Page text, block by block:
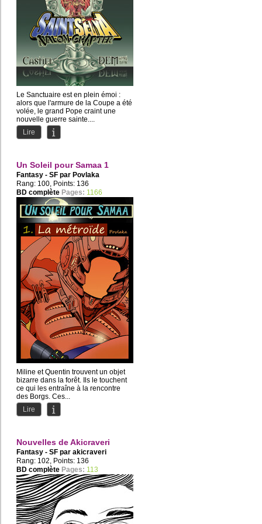
Le Sanctuaire est en plein émoi :
alors que l'armure de la Coupe a été
volée, le grand Pope craint une
nouvelle guerre sainte....
Lire
Un Soleil pour Samaa 1
Fantasy - SF par Povlaka
Rang: 100, Points: 136
BD complète Pages: 1166
Miline et Quentin trouvent un objet
bizarre dans la forêt. Ils le touchent
ce qui les entraîne à la rencontre
des Borgs. Ces...
Lire
Nouvelles de Akicraveri
Fantasy - SF par akicraveri
Rang: 102, Points: 136
BD complète Pages: 113